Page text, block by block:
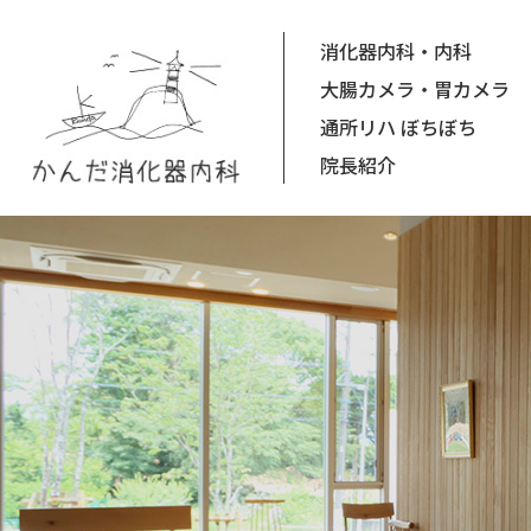
消化器内科・内科
大腸カメラ・胃カメラ
通所リハ ぼちぼち
院長紹介